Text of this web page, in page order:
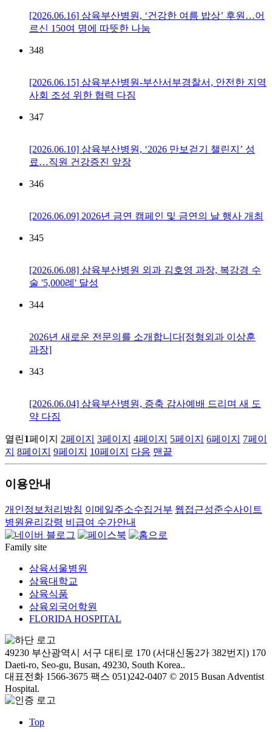
[2026.06.16] 삼육부산병원, ‘건강한 여름 밥상’ 후원…어
르신 150여 명에 따뜻한 나눔
348
[2026.06.15] 삼육부산병원-부산서부경찰서, 안전한 지역
사회 조성 위한 협력 다짐
347
[2026.06.10] 삼육부산병원, ‘2026 만보걷기 챌린지’ 성
료…직원 건강증진 앞장
346
[2026.06.09] 2026년 금연 캠페인 및 금연의 날 행사 개최
345
[2026.06.08] 삼육부산병원 외과 김호영 과장, 복강경 수
술 '5,000례' 달성
344
2026년 새로운 전문의를 소개합니다[정형외과 이상훈
과장]
343
[2026.06.04] 삼육부산병원, 증축 감사예배 드리며 새 도
약 다짐
열린1페이지 2페이지 3페이지 4페이지 5페이지 6페이지 7페이
지 8페이지 9페이지 10페이지 다음 맨끝
이용안내
개인정보처리방침 이메일주소수집거부 웹접근성준수사이트
병원윤리강령 비급여 수가안내
Family site
삼육서울병원
삼육대학교
삼육식품
삼육외국어학원
FLORIDA HOSPITAL
49230 부산광역시 서구 대티로 170 (서대신동2가 382번지) 170
Daeti-ro, Seo-gu, Busan, 49230, South Korea..
대표전화 1566-3675 팩스 051)242-0407 © 2015 Busan Adventist
Hospital.
Top